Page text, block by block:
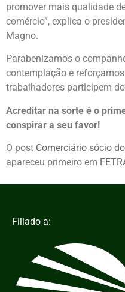
promover mais qualidade
comércio”, explica o
Magno.
Parabenizamos o
contemplação e
trabalhadores participem
Acreditar na sorte é o
conspirar a seu favor!
O post Comerciário sócio
apareceu primeiro em
Filiado a: